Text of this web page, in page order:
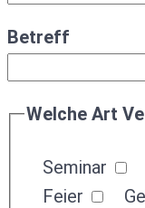
Betreff
Welche Art
Seminar
Feier